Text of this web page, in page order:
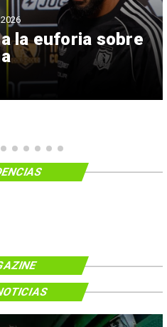
la euforia sobre